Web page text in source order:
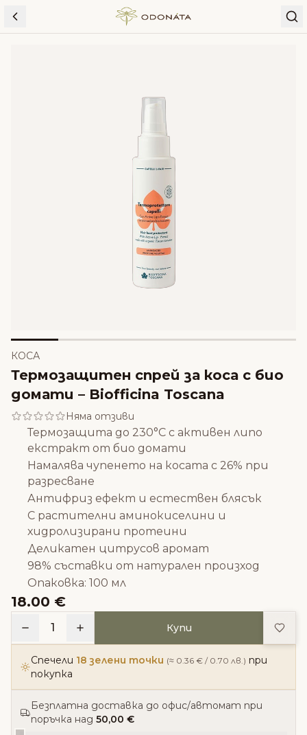
Skip to content
КОСА
Термозащитен спрей за коса с био
домати – Biofficina Toscana
Няма отзиви
Термозащита до 230°C с активен липо
екстракт от био домати
Намалява чупенето на косата с 26% при
разресване
Антифриз ефект и естествен блясък
С растителни аминокиселини и
хидролизирани протеини
Деликатен цитрусов аромат
98% съставки от натурален произход
Опаковка: 100 мл
18.00 €
1 Купи
Спечели 18 зелени точки (≈ 0.36 € / 0.70 лв.) при
покупка
Безплатна доставка до офис/автомат при
поръчка над 50,00 €